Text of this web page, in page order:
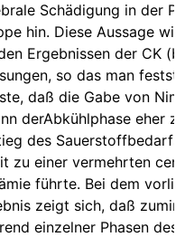
Schädigung in der
hin. Diese Aussage
Ergebnissen der CK
so das man
daß die Gabe von
derAbkühlphase eher
des Sauerstoffbedarfs
zu einer vermehrten
führte. Bei dem
zeigt sich, daß
einzelner Phasen des